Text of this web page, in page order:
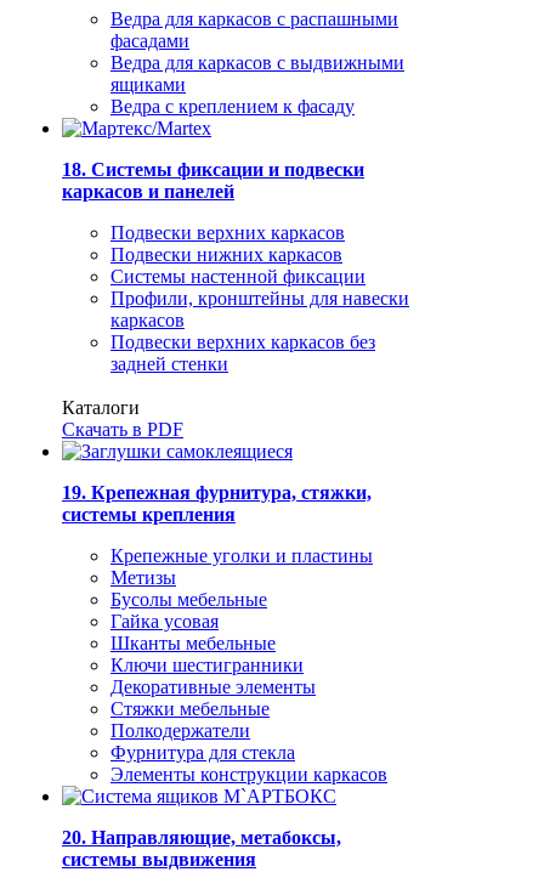
Ведра для каркасов с распашными
фасадами
Ведра для каркасов с выдвижными
ящиками
Ведра с креплением к фасаду
18. Системы фиксации и подвески
каркасов и панелей
Подвески верхних каркасов
Подвески нижних каркасов
Системы настенной фиксации
Профили, кронштейны для навески
каркасов
Подвески верхних каркасов без
задней стенки
Каталоги
Скачать в PDF
19. Крепежная фурнитура, стяжки,
системы крепления
Крепежные уголки и пластины
Метизы
Бусолы мебельные
Гайка усовая
Шканты мебельные
Ключи шестигранники
Декоративные элементы
Стяжки мебельные
Полкодержатели
Фурнитура для стекла
Элементы конструкции каркасов
20. Направляющие, метабоксы,
системы выдвижения